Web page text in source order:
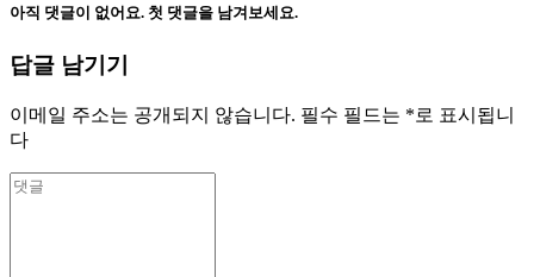
아직 댓글이 없어요. 첫 댓글을 남겨보세요.
답글 남기기
이메일 주소는 공개되지 않습니다. 필수 필드는 *로 표시됩니
다